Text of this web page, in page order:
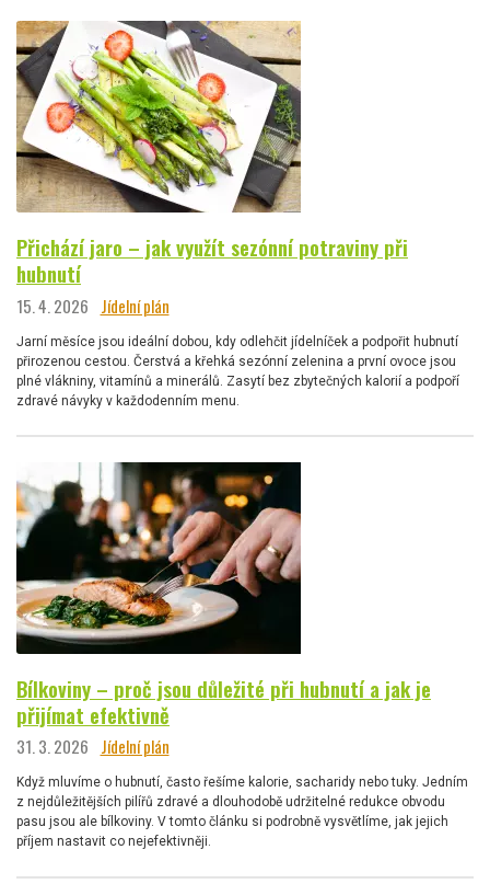
Přichází jaro – jak využít sezónní potraviny při
hubnutí
15. 4. 2026 Jídelní plán
Jarní měsíce jsou ideální dobou, kdy odlehčit jídelníček a podpořit hubnutí
přirozenou cestou. Čerstvá a křehká sezónní zelenina a první ovoce jsou
plné vlákniny, vitamínů a minerálů. Zasytí bez zbytečných kalorií a podpoří
zdravé návyky v každodenním menu.
Bílkoviny – proč jsou důležité při hubnutí a jak je
přijímat efektivně
31. 3. 2026 Jídelní plán
Když mluvíme o hubnutí, často řešíme kalorie, sacharidy nebo tuky. Jedním
z nejdůležitějších pilířů zdravé a dlouhodobě udržitelné redukce obvodu
pasu jsou ale bílkoviny. V tomto článku si podrobně vysvětlíme, jak jejich
příjem nastavit co nejefektivněji.